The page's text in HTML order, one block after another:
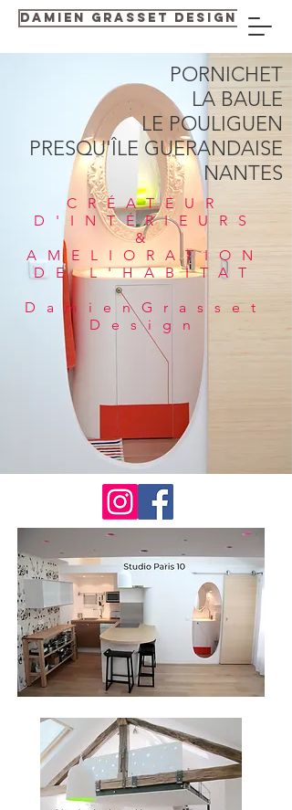
Damien GRASSET Design
PORNICHET
LA BAULE
LE POULIGUEN
PRESQU'ÎLE GUERANDAISE
NANTES
CRÉATEUR
D'INTÉRIEURS
&
AMELIORATION
DE L'HABITAT
DamienGrasset
Design